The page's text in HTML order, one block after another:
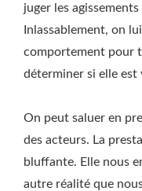
juger les
Inlassablement, on
comportement pour
déterminer si elle
On peut saluer en
des acteurs. La
bluffante. Elle nous
autre réalité que